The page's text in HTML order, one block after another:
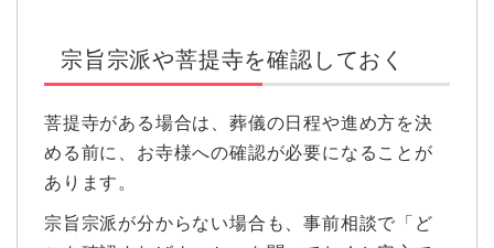
宗旨宗派や菩提寺を確認しておく
菩提寺がある場合は、葬儀の日程や進め方を決
める前に、お寺様への確認が必要になることが
あります。
宗旨宗派が分からない場合も、事前相談で「ど